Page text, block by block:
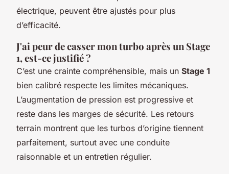
électrique, peuvent être ajustés pour plus
d’efficacité.
J'ai peur de casser mon turbo après un Stage
1, est-ce justifié ?
C’est une crainte compréhensible, mais un Stage 1
bien calibré respecte les limites mécaniques.
L’augmentation de pression est progressive et
reste dans les marges de sécurité. Les retours
terrain montrent que les turbos d’origine tiennent
parfaitement, surtout avec une conduite
raisonnable et un entretien régulier.